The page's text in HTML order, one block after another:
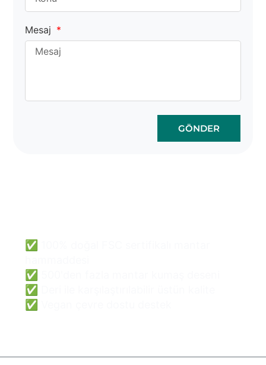
Mesaj
GÖNDER
✅ 100% doğal FSC sertifikalı mantar
✅ 500'den fazla mantar kumaş deseni
✅ Deri ile karşılaştırılabilir üstün kalite
✅ Vegan çevre dostu destek